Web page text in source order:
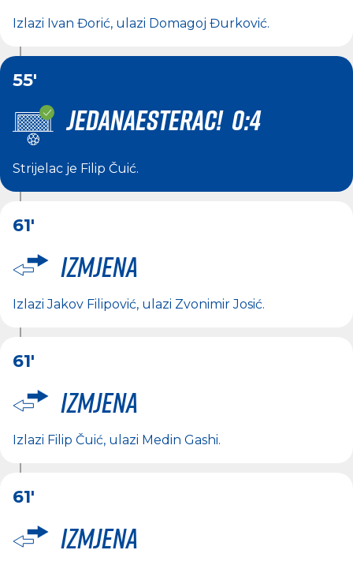
Izlazi Ivan Đorić, ulazi Domagoj Đurković.
55'
JEDANAESTERAC! 0:4
Strijelac je Filip Čuić.
61'
Izmjena
IzlaziJakov Filipović, ulazi Zvonimir Josić.
61'
Izmjena
Izlazi Filip Čuić, ulazi Medin Gashi.
61'
Izmjena